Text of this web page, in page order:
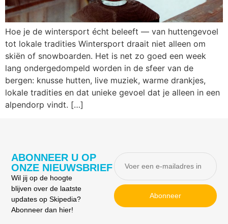
Hoe je de wintersport écht beleeft — van huttengevoel
tot lokale tradities Wintersport draait niet alleen om
skiën of snowboarden. Het is net zo goed een week
lang ondergedompeld worden in de sfeer van de
bergen: knusse hutten, live muziek, warme drankjes,
lokale tradities en dat unieke gevoel dat je alleen in een
alpendorp vindt. […]
ABONNEER U OP
ONZE NIEUWSBRIEF
Wil jij op de hoogte
blijven over de laatste
updates op Skipedia?
Abonneer dan hier!
Abonneer